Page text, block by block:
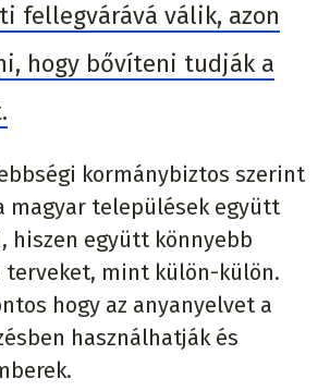
fellegvárává válik, azon
hogy bővíteni tudják a
kormánybiztos szerint
magyar települések együtt
hiszen együtt könnyebb
terveket, mint külön-külön.
hogy az anyanyelvet a
használhatják és